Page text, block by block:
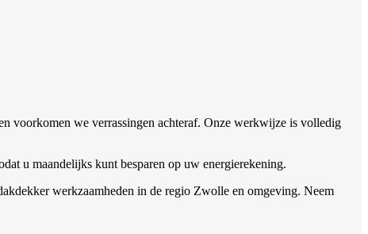
voorkomen we verrassingen achteraf. Onze werkwijze is volledig
u maandelijks kunt besparen op uw energierekening.
werkzaamheden in de regio Zwolle en omgeving. Neem